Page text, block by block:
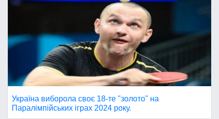
Україна виборола своє 18-те "золото" на
Паралімпійських іграх 2024 року.